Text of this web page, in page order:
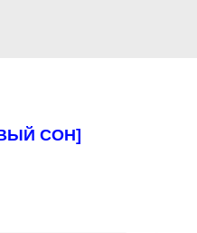
СОН]